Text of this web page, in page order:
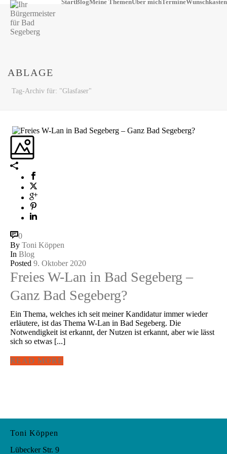
StartBlogMeine ThemenÜber michTermineWunschkasten
ABLAGE
Tag-Archiv für: "Glasfaser"
0
By Toni Köppen
In Blog
Posted 9. Oktober 2020
Freies W-Lan in Bad Segeberg –
Ganz Bad Segeberg?
Ein Thema, welches ich seit meiner Kandidatur immer wieder
erläutere, ist das Thema W-Lan in Bad Segeberg. Die
Notwendigkeit ist erkannt, der Nutzen ist erkannt, aber wie lässt
sich so etwas [...]
READ MORE
Toni Köppen
Lübecker Str. 9